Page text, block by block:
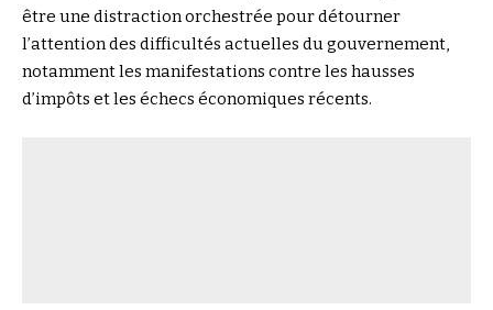
être une distraction orchestrée pour détourner
l’attention des difficultés actuelles du gouvernement,
notamment les manifestations contre les hausses
d’impôts et les échecs économiques récents.